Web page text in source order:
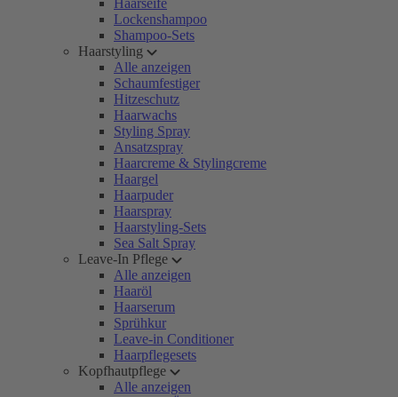
Haarseife
Lockenshampoo
Shampoo-Sets
Haarstyling
Alle anzeigen
Schaumfestiger
Hitzeschutz
Haarwachs
Styling Spray
Ansatzspray
Haarcreme & Stylingcreme
Haargel
Haarpuder
Haarspray
Haarstyling-Sets
Sea Salt Spray
Leave-In Pflege
Alle anzeigen
Haaröl
Haarserum
Sprühkur
Leave-in Conditioner
Haarpflegesets
Kopfhautpflege
Alle anzeigen